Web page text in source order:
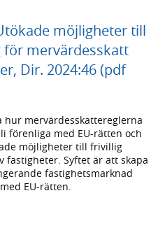
möjligheter till
mervärdesskatt
Dir. 2024:46 (pdf
hur mervärdesskattereglerna
förenliga med EU-rätten och
möjligheter till frivillig
fastigheter. Syftet är att skapa
fastighetsmarknad
EU-rätten.